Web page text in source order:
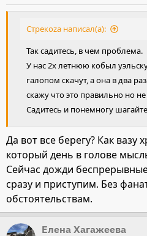
и
Стрекоza написал(а):
Так садитесь, в чем проблема.
У нас 2х летнюю кобыл
галопом скачут, а она в два
скажу что это правильно но
Садитесь и понемногу
Да вот все берегу? Как вазу
который день в голове
Сейчас дожди
сразу и приступим. Без
обстоятельствам.
Елена Хагажеева